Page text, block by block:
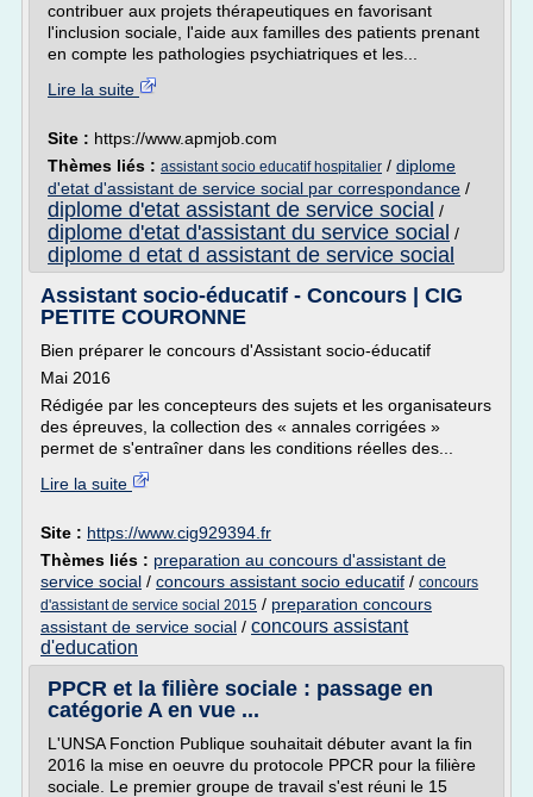
contribuer aux projets thérapeutiques en favorisant
l'inclusion sociale, l'aide aux familles des patients prenant
en compte les pathologies psychiatriques et les...
Lire la suite
Site : https://www.apmjob.com
Thèmes liés : assistant socio educatif hospitalier / diplome
d'etat d'assistant de service social par correspondance /
diplome d'etat assistant de service social /
diplome d'etat d'assistant du service social /
diplome d etat d assistant de service social
Assistant socio-éducatif - Concours | CIG
PETITE COURONNE
Bien préparer le concours d'Assistant socio-éducatif
Mai 2016
Rédigée par les concepteurs des sujets et les organisateurs
des épreuves, la collection des « annales corrigées »
permet de s'entraîner dans les conditions réelles des...
Lire la suite
Site : https://www.cig929394.fr
Thèmes liés : preparation au concours d'assistant de
service social / concours assistant socio educatif / concours
d'assistant de service social 2015 / preparation concours
assistant de service social / concours assistant
d'education
PPCR et la filière sociale : passage en
catégorie A en vue ...
L'UNSA Fonction Publique souhaitait débuter avant la fin
2016 la mise en oeuvre du protocole PPCR pour la filière
sociale. Le premier groupe de travail s'est réuni le 15